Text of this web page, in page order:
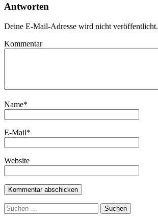
Antworten
Deine E-Mail-Adresse wird nicht veröffentlicht.
Kommentar
Name*
E-Mail*
Website
Suchen
nach: